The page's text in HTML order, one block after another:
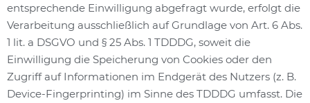
entsprechende Einwilligung abgefragt wurde, erfolgt die
Verarbeitung ausschließlich auf Grundlage von Art. 6 Abs.
1 lit. a DSGVO und § 25 Abs. 1 TDDDG, soweit die
Einwilligung die Speicherung von Cookies oder den
Zugriff auf Informationen im Endgerät des Nutzers (z. B.
Device-Fingerprinting) im Sinne des TDDDG umfasst. Die